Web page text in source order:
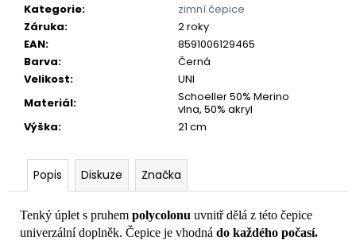
Kategorie:
zimní čepice
Záruka:
2 roky
EAN:
8591006129465
Barva:
Černá
Velikost:
UNI
Materiál:
Schoeller 50% Merino
vlna, 50% akryl
Výška: 21 cm
Popis Diskuze Značka
Tenký úplet s pruhem polycolonu uvnitř dělá z této čepice
univerzální doplněk. Čepice je vhodná do každého počasí.
u
č
u
m
e